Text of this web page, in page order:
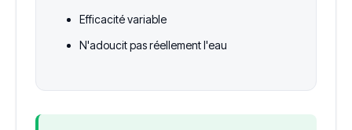
Efficacité variable
N'adoucit pas réellement l'eau